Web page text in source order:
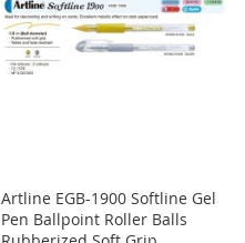
Artline EGB-1900 Softline Gel
Pen Ballpoint Roller Balls